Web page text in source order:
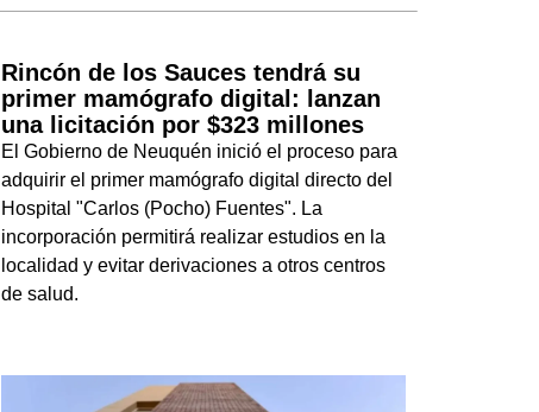
Rincón de los Sauces tendrá su
primer mamógrafo digital: lanzan
una licitación por $323 millones
El Gobierno de Neuquén inició el proceso para
adquirir el primer mamógrafo digital directo del
Hospital "Carlos (Pocho) Fuentes". La
incorporación permitirá realizar estudios en la
localidad y evitar derivaciones a otros centros
de salud.